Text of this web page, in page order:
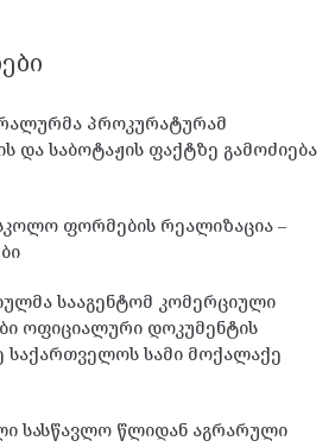
პროკურატურამ
და საბოტაჟის ფაქტზე გამოძიება
ფორმების რეალიზაცია –
სააგენტომ კომერციული
ოფიციალური დოკუმენტის
საქართველოს სამი მოქალაქე
სასწავლო წლიდან აგრარული